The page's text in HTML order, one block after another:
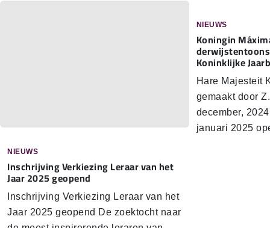
NIEUWS
In­schrij­ving Verkiezing Leraar van het
Jaar 2025 geopend
In­schrij­ving Verkiezing Leraar van het
Jaar 2025 geopend De zoektocht naar
NIEUWS
Koningin
Koninklijke
Hare Majesteit
gemaakt door
december,
januari 2025